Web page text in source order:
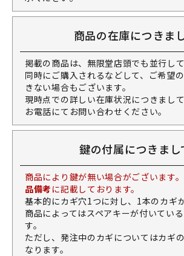
商品の在庫につきま
掲載の商品は、無限堂店頭でも並行して
同時にご購入されるなどして、ご希望
きない場合もございます。
現時点での詳しい在庫状況につきまし
お電話にてお問い合わせください。
鍵の付属につきまし
商品により鍵が無い場合がございます
品備考 に記載しております。
基本的にカギ穴1つに対し、1本のカギ
商品によってはスペアキーが付いてい
す。
ただし、発注中のカギについてはカギ
なります。